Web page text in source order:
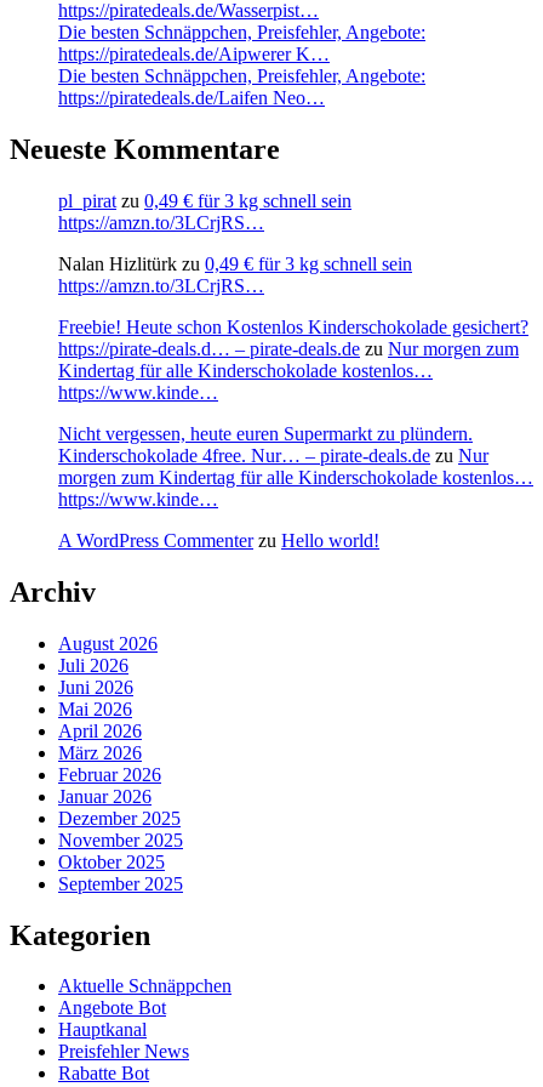
https://piratedeals.de/Wasserpist…
Die besten Schnäppchen, Preisfehler, Angebote:
https://piratedeals.de/Aipwerer K…
Die besten Schnäppchen, Preisfehler, Angebote:
https://piratedeals.de/Laifen Neo…
Neueste Kommentare
pl_pirat zu 0,49 € für 3 kg schnell sein
https://amzn.to/3LCrjRS…
Nalan Hizlitürk zu 0,49 € für 3 kg schnell sein
https://amzn.to/3LCrjRS…
Freebie! Heute schon Kostenlos Kinderschokolade gesichert?
https://pirate-deals.d… – pirate-deals.de zu Nur morgen zum
Kindertag für alle Kinderschokolade kostenlos…
https://www.kinde…
Nicht vergessen, heute euren Supermarkt zu plündern.
Kinderschokolade 4free. Nur… – pirate-deals.de zu Nur
morgen zum Kindertag für alle Kinderschokolade kostenlos…
https://www.kinde…
A WordPress Commenterzu Hello world!
Archiv
August 2026
Juli 2026
Juni 2026
Mai 2026
April 2026
März 2026
Februar 2026
Januar 2026
Dezember 2025
November 2025
Oktober 2025
September 2025
Kategorien
Aktuelle Schnäppchen
Angebote Bot
Hauptkanal
Preisfehler News
Rabatte Bot